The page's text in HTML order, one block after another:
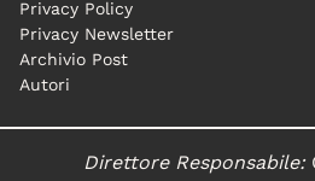
Privacy Policy
Privacy Newsletter
Archivio Post
Autori
Direttore Responsabile: